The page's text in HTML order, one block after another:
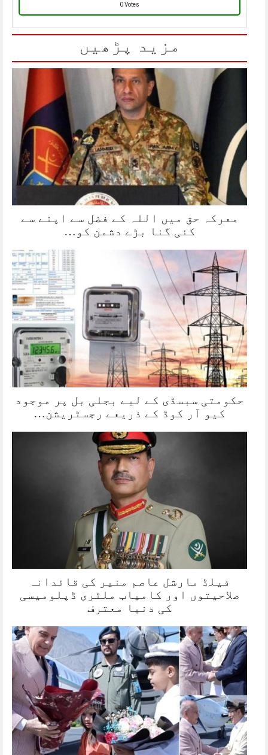
0 Votes
مزید پڑھیں
معرکہ حق میں اللہ کے فضل سے اپنے سے
کئی گنا بڑے دشمن کو…
حکومتی سبسڈی کے لیے بجلی بل پر موجود
کیو آر کوڈ کے ذریعے رجسٹریشن…
فیلڈ مارشل عاصم منیر کی قائدانہ
صلاحیتوں اور کامیاب ملٹری ڈپلومیسی
کی دنیا معترف